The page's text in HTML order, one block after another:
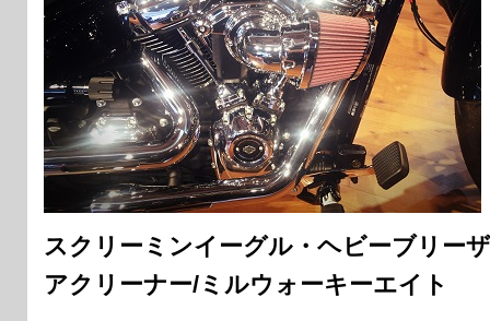
スクリーミンイーグル・ヘビーブリー
アクリーナー/ミルウォーキーエイト